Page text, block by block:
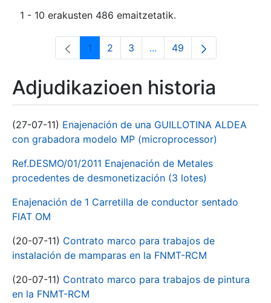
1 - 10 erakusten 486 emaitzetatik.
Orrialdea
1 Orrialdea
2 Orrialdea
3 ...Intermediate Pages Use
Orrialdea
49
Adjudikazioen historia
(27-07-11) Enajenación de una GUILLOTINA ALDEA
con grabadora modelo MP (microprocessor)
Ref.DESMO/01/2011 Enajenación de Metales
procedentes de desmonetización (3 lotes)
Enajenación de 1 Carretilla de conductor sentado
FIAT OM
(20-07-11) Contrato marco para trabajos de
instalación de mamparas en la FNMT-RCM
(20-07-11) Contrato marco para trabajos de pintura
en la FNMT-RCM